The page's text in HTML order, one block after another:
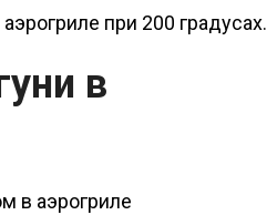
при 200 градусах.
в